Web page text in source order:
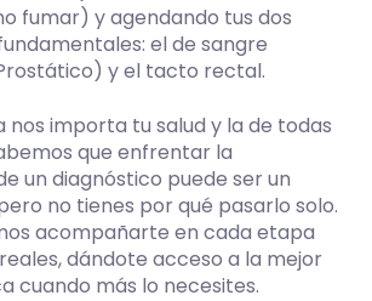
fumar) y agendando tus dos
el de sangre
y el tacto rectal.
nos importa tu salud y la de todas
que enfrentar la
un diagnóstico puede ser un
no tienes por qué pasarlo solo.
acompañarte en cada etapa
dándote acceso a la mejor
cuando más lo necesites.